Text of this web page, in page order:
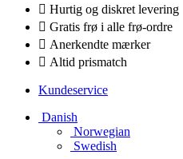
Hurtig og diskret levering
Gratis frø i alle frø-ordre
Anerkendte mærker
Altid prismatch
Kundeservice
Danish
Norwegian
Swedish